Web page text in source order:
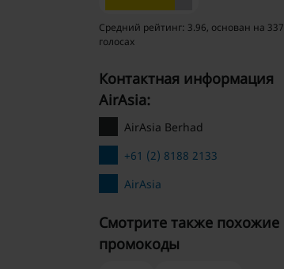
Средний рейтинг: 3.96, основан на 337
голосах
Контактная информация
AirAsia:
AirAsia Berhad
+61 (2) 8188 2133
AirAsia
Смотрите также похожие
промокоды